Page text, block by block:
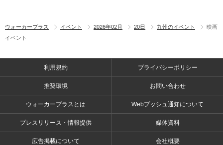
ウォーカープラス イベント 2026年02月 20日 九州のイベント
映画
イベント
利用規約 プライバシーポリシー
推奨環境 お問い合わせ
ウォーカープラスとは Webプッシュ通知について
プレスリリース・情報提供 媒体資料
広告掲載について 会社概要